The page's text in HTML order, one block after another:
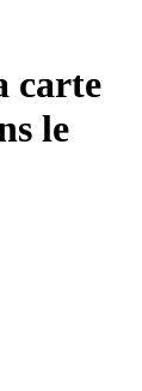
carte
le